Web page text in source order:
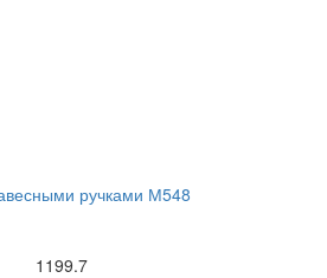
ручками М548
1199.7